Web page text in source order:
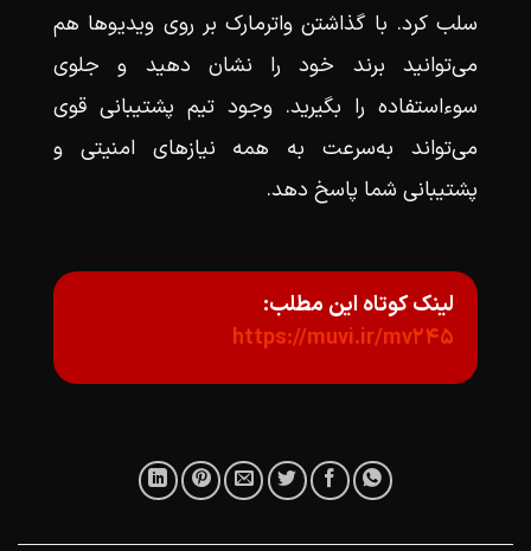
سلب کرد. با گذاشتن واترمارک بر روی ویدیوها هم
می‌توانید برند خود را نشان دهید و جلوی
سوءاستفاده را بگیرید. وجود تیم پشتیبانی قوی
می‌تواند به‌سرعت به همه نیازهای امنیتی و
پشتیبانی شما پاسخ دهد.
لینک کوتاه این مطلب:
https://muvi.ir/mv245